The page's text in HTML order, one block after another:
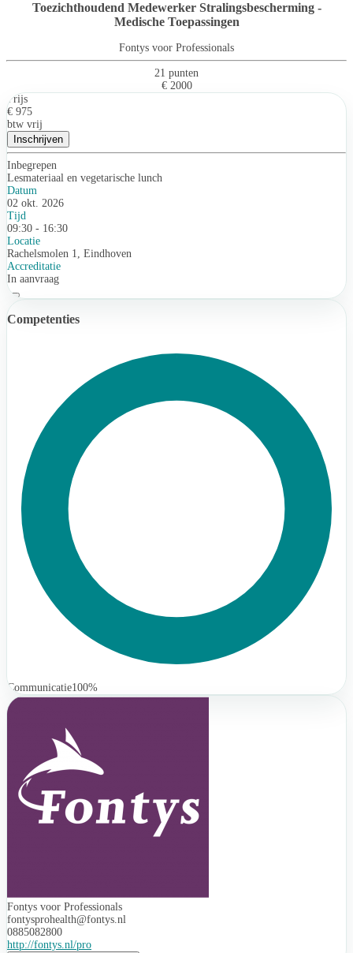
Toezichthoudend Medewerker Stralingsbescherming -
Medische Toepassingen
Fontys voor Professionals
21 punten
€ 2000
Prijs
€ 975
btw vrij
Inschrijven
Inbegrepen
Lesmateriaal en vegetarische lunch
Datum
02 okt. 2026
Tijd
09:30 - 16:30
Locatie
Rachelsmolen 1, Eindhoven
Accreditatie
In aanvraag
Competenties
Communicatie100%
Fontys voor Professionals
fontysprohealth@fontys.nl
0885082800
http://fontys.nl/pro